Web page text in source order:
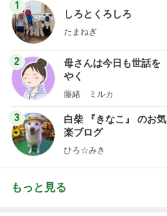
1
しろとくろしろ
たまねぎ
2
母さんは今日も世話を
やく
藤緒 ミルカ
3
白柴 『きなこ』 のお気
楽ブログ
ひろ☆みき
もっと見る